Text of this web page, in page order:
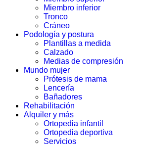
Miembro inferior
Tronco
Cráneo
Podología y postura
Plantillas a medida
Calzado
Medias de compresión
Mundo mujer
Prótesis de mama
Lencería
Bañadores
Rehabilitación
Alquiler y más
Ortopedia infantil
Ortopedia deportiva
Servicios